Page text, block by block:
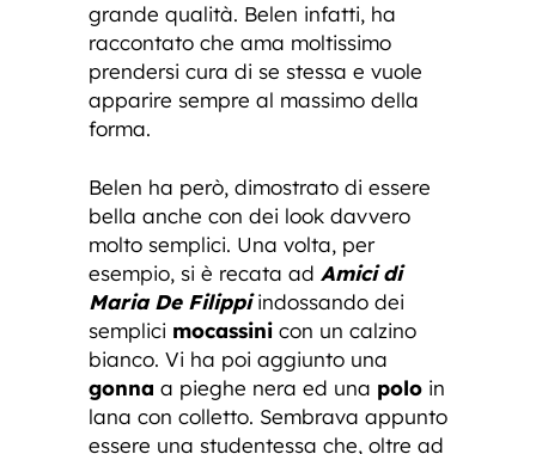
grande qualità. Belen infatti, ha
raccontato che ama moltissimo
prendersi cura di se stessa e vuole
apparire sempre al massimo della
forma.
Belen ha però, dimostrato di essere
bella anche con dei look davvero
molto semplici. Una volta, per
esempio, si è recata ad Amici di
Maria De Filippiindossando dei
semplici mocassini con un calzino
bianco. Vi ha poi aggiunto una
gonna a pieghe nera ed una polo in
lana con colletto. Sembrava appunto
essere una studentessa che, oltre ad